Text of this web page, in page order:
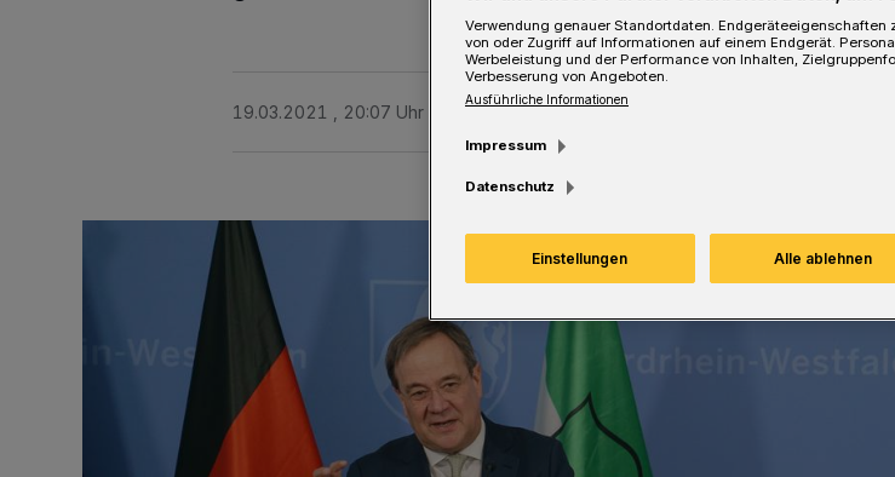
19.03.2021 , 20:07 Uhr Eine Minute Lesezeit
Verwendung genauer Standortdaten. Endgeräteeigenschaften
von oder Zugriff auf Informationen auf einem Endgerät.
Werbeleistung und der Performance von Inhalten,
Verbesserung von Angeboten.
Ausführliche Informationen
Impressum
Datenschutz
Einstellungen Alle ablehnen